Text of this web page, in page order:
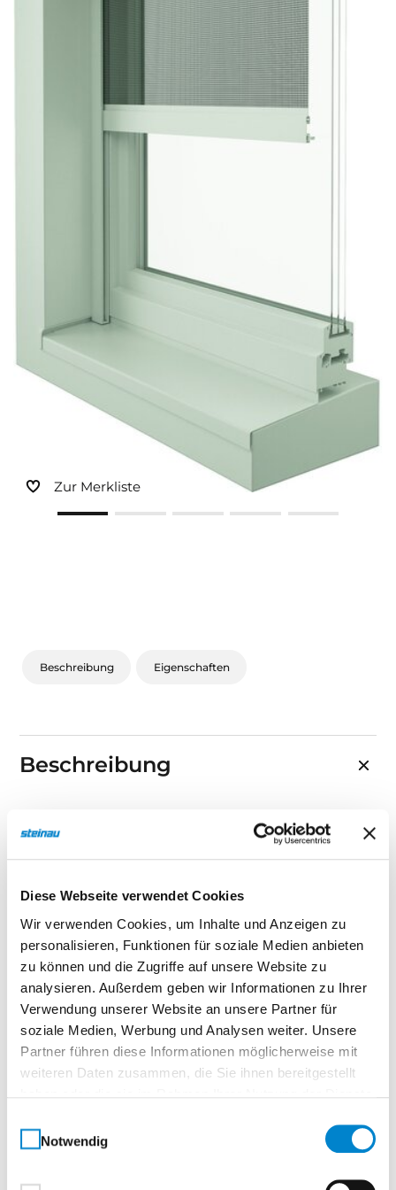
Diese Webseite verwendet Cookies
Wir verwenden Cookies, um Inhalte und Anzeigen zu
personalisieren, Funktionen für soziale Medien anbieten
zu können und die Zugriffe auf unsere Website zu
analysieren. Außerdem geben wir Informationen zu Ihrer
Verwendung unserer Website an unsere Partner für
soziale Medien, Werbung und Analysen weiter. Unsere
Partner führen diese Informationen möglicherweise mit
weiteren Daten zusammen, die Sie ihnen bereitgestellt
Notwendig
Sonnen- und Insektenschutz
Hochwasser­schutz
Zur Merkliste
Beschreibung Eigenschaften
Beschreibung
Insektenschutz-Rollo mit eckigem Kasten
Das steinau Insektenschutz-Rollo miteckigem
Fenster als auch innen am Dachfenster. Der kantige,
pulverbeschichtete Kasten fügt sich harmonisch in
moderne, geradlinige Fenster- und Fassadendesigns
ein. Dank
hochwertiger Materialien, kompakter
Bauweise und leichtgängiger Bedienung
bietet das
System zuverlässigen und langlebigen
Insektenschutz bei maximalem Bedienkomfort.
Die Nutwelle ist mit einer Federmechanik und
materialschonend
zurückführt. Die Schlussleiste